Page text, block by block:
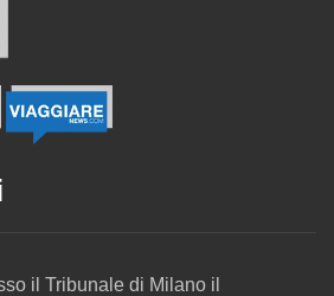
il Tribunale di Milano il